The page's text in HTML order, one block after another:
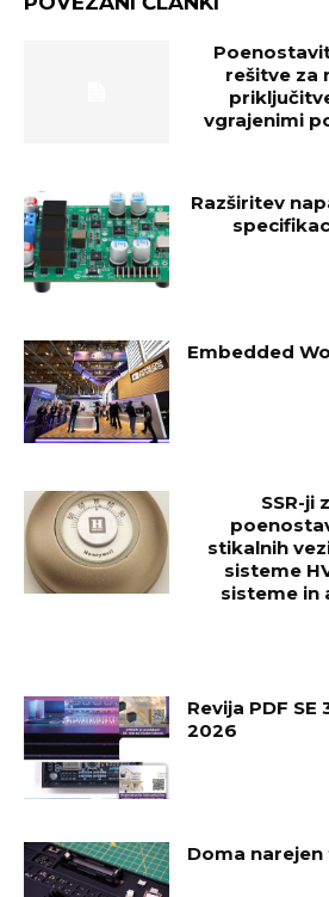
rešitve za
vgrajenimi
Razširitev
Embedded
SSR-ji
stikalnih
sisteme
sisteme in
Revija PDF
2026
Doma